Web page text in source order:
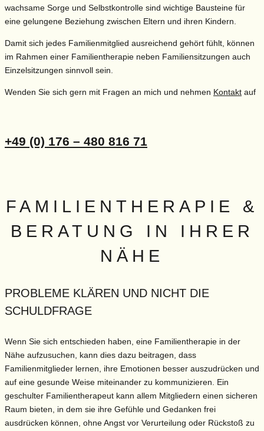
wachsame Sorge und Selbstkontrolle sind wichtige Bausteine für
eine gelungene Beziehung zwischen Eltern und ihren Kindern.
Damit sich jedes Familienmitglied ausreichend gehört fühlt, können
im Rahmen einer Familientherapie neben Familiensitzungen auch
Einzelsitzungen sinnvoll sein.
Wenden Sie sich gern mit Fragen an mich und nehmen Kontakt auf
+49 (0) 176 – 480 816 71
FAMILIENTHERAPIE &
BERATUNG IN IHRER
NÄHE
PROBLEME KLÄREN UND NICHT DIE
SCHULDFRAGE
Wenn Sie sich entschieden haben, eine Familientherapie in der
Nähe aufzusuchen, kann dies dazu beitragen, dass
Familienmitglieder lernen, ihre Emotionen besser auszudrücken und
auf eine gesunde Weise miteinander zu kommunizieren. Ein
geschulter Familientherapeut kann allem Mitgliedern einen sicheren
Raum bieten, in dem sie ihre Gefühle und Gedanken frei
ausdrücken können, ohne Angst vor Verurteilung oder Rückstoß zu